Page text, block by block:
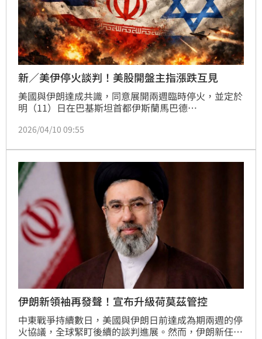
新／美伊停火談判！美股開盤主指漲跌互見
美國與伊朗達成共識，同意展開兩週臨時停火，並定於
明（11）日在巴基斯坦首都伊斯蘭馬巴德
級、戒備森嚴。對此，美國股市今（10）日開盤主要指
2026/04/10 09:55
伊朗新領袖再發聲！宣布升級荷莫茲管控
中東戰爭持續數日，美國與伊朗日前達成為期兩週的停
火協議，全球緊盯後續的談判進展。然而，伊朗新任最